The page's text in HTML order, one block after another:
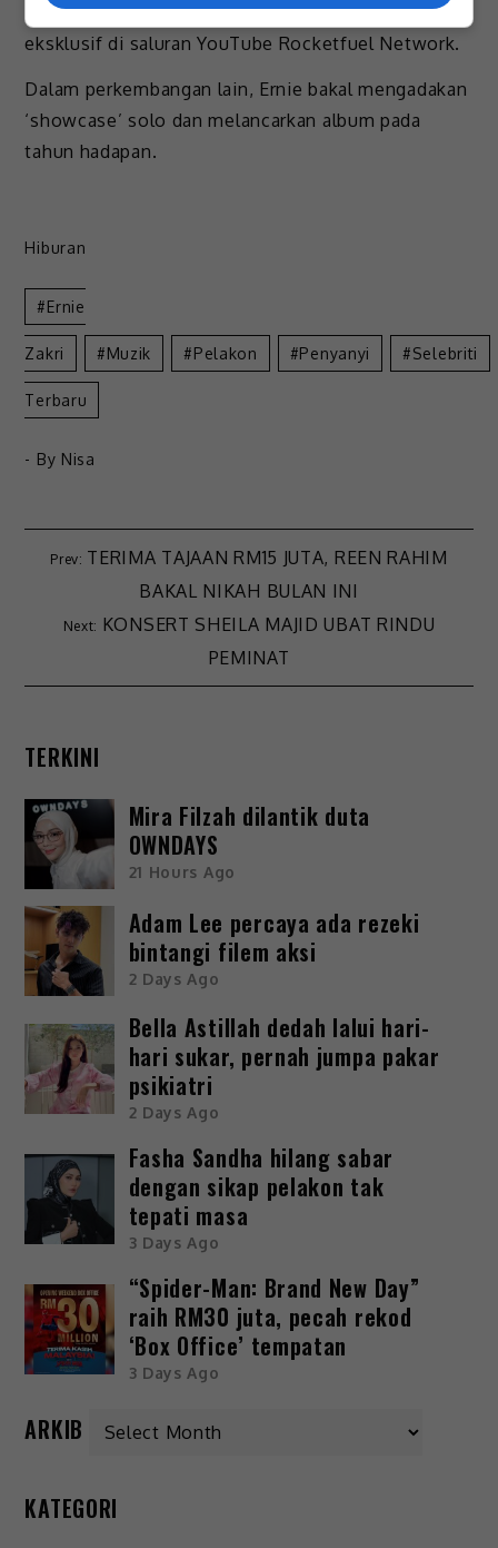
Video muzik “Astana” boleh ditonton secara
eksklusif di saluran YouTube Rocketfuel Network.
Dalam perkembangan lain, Ernie bakal mengadakan
‘showcase’ solo dan melancarkan album pada
tahun hadapan.
Hiburan
Ernie
Zakri Muzik Pelakon Penyanyi Selebriti
Terbaru
- By Nisa
TERIMA TAJAAN RM15 JUTA, REEN RAHIM
BAKAL NIKAH BULAN INI
KONSERT SHEILA MAJID UBAT RINDU
PEMINAT
TERKINI
Mira Filzah dilantik duta
OWNDAYS
21 Hours Ago
Adam Lee percaya ada rezeki
bintangi filem aksi
2 Days Ago
Bella Astillah dedah lalui hari-
hari sukar, pernah jumpa pakar
psikiatri
2 Days Ago
Fasha Sandha hilang sabar
dengan sikap pelakon tak
tepati masa
3 Days Ago
“Spider-Man: Brand New Day”
raih RM30 juta, pecah rekod
‘Box Office’ tempatan
3 Days Ago
ARKIB
KATEGORI